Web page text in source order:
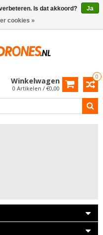
0
Winkelwagen
0 Artikelen / €0,00
Is dat akkoord?
Ja
cookies »